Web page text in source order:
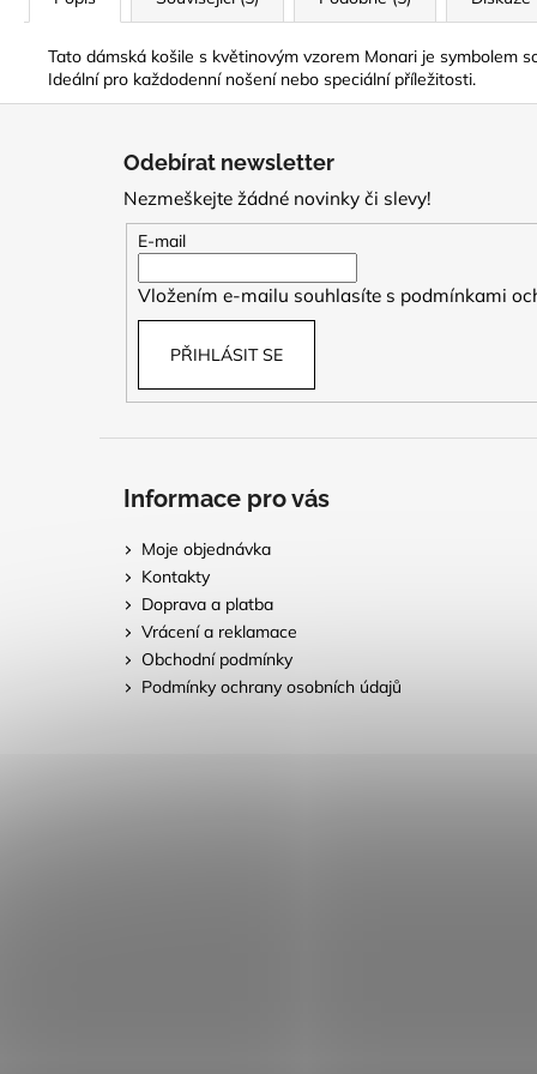
Tato dámská košile s květinovým vzorem Monari je symbolem
Ideální pro každodenní nošení nebo speciální příležitosti.
Odebírat newsletter
Nezmeškejte žádné novinky či slevy!
E-mail
Vložením e-mailu souhlasíte s podmínkami
PŘIHLÁSIT SE
Informace pro vás
Moje objednávka
Kontakty
Doprava a platba
Vrácení a reklamace
Obchodní podmínky
Podmínky ochrany osobních údajů